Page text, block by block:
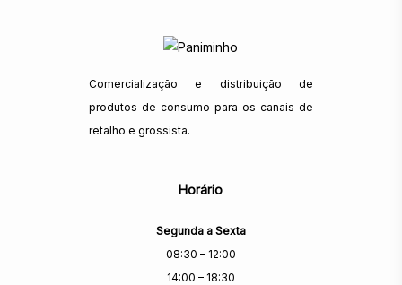
Comercialização e distribuição de
produtos de consumo para os canais de
retalho e grossista.
Horário
Segunda a Sexta
08:30 – 12:00
14:00 – 18:30